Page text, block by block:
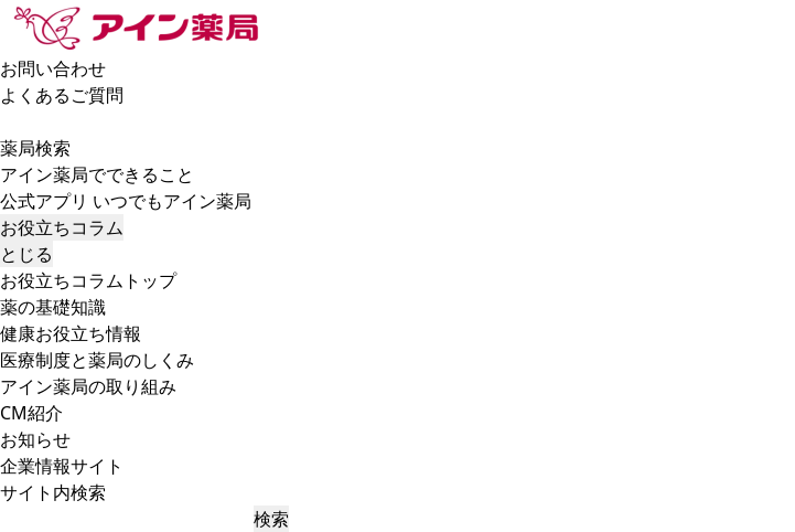
お問い合わせ
よくあるご質問
薬局検索
アイン薬局でできること
公式アプリ いつでもアイン薬局
お役立ちコラム
とじる
お役立ちコラムトップ
薬の基礎知識
健康お役立ち情報
医療制度と薬局のしくみ
アイン薬局の取り組み
CM紹介
お知らせ
企業情報サイト
サイト内検索
検索